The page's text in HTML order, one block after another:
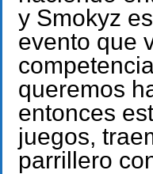
y Smokyz
evento que
queremos
entonces
juegos,
parrillero